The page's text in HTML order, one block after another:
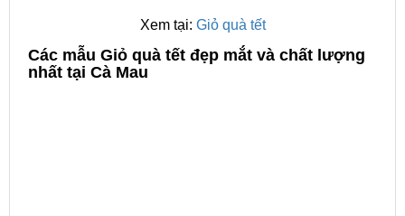
Xem tại: Giỏ quà tết
Các mẫu Giỏ quà tết đẹp mắt và chất lượng
nhất tại Cà Mau